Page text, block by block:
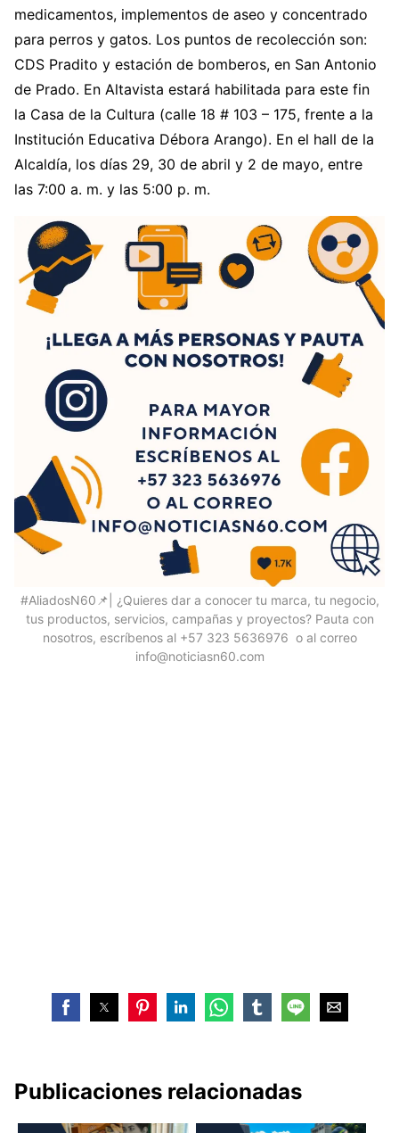
medicamentos, implementos de aseo y concentrado
para perros y gatos. Los puntos de recolección son:
CDS Pradito y estación de bomberos, en San Antonio
de Prado. En Altavista estará habilitada para este fin
la Casa de la Cultura (calle 18 # 103 – 175, frente a la
Institución Educativa Débora Arango). En el hall de la
Alcaldía, los días 29, 30 de abril y 2 de mayo, entre
las 7:00 a. m. y las 5:00 p. m.
#AliadosN60📌| ¿Quieres dar a conocer tu marca, tu negocio,
tus productos, servicios, campañas y proyectos? Pauta con
nosotros, escríbenos al +57 323 5636976 o al correo
info@noticiasn60.com
Publicaciones relacionadas